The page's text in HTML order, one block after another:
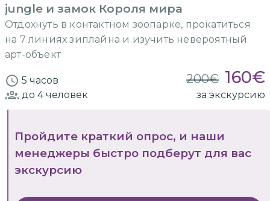
jungle и замок Короля мира
Отдохнуть в контактном зоопарке, прокатиться
на 7 линиях зиплайна и изучить невероятный
арт-объект
5 часов 200€ 160€
до 4человек за экскурсию
Пройдите краткий опрос, и наши
менеджеры быстро подберут для вас
экскурсию